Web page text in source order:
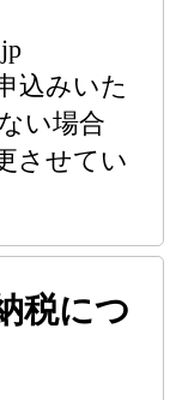
込みいた
い場合
させてい
税につ